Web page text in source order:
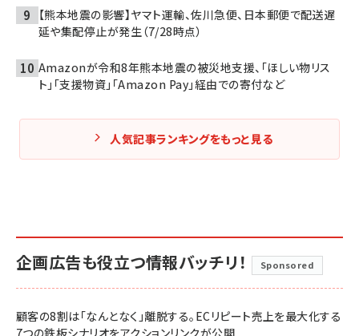
【熊本地震の影響】ヤマト運輸、佐川急便、日本郵便で配送遅
延や集配停止が発生（7/28時点）
Amazonが令和8年熊本地震の被災地支援、「ほしい物リス
ト」「支援物資」「Amazon Pay」経由での寄付など
人気記事ランキングをもっと見る
企画広告も役立つ情報バッチリ！ Sponsored
顧客の8割は「なんとなく」離脱する。ECリピート売上を最大化する